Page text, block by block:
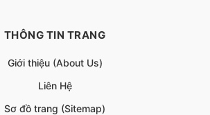
THÔNG TIN TRANG
Giới thiệu (About Us)
Liên Hệ
Sơ đồ trang (Sitemap)